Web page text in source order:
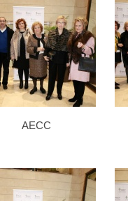
AECC